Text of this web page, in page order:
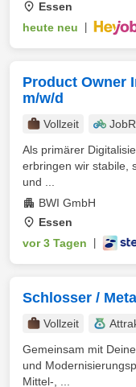
Essen
heute neu
Product Owner
m/w/d
Vollzeit
Als primärer
erbringen wir stabile,
und ...
BWI GmbH
Essen
vor 3 Tagen
Schlosser /
Vollzeit
Gemeinsam mit
und
Mittel-, ...